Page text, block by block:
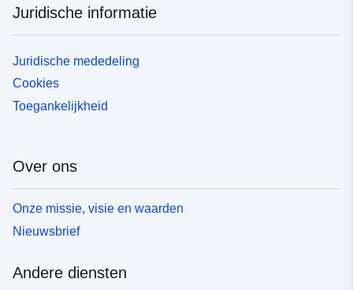
Juridische informatie
Juridische mededeling
Cookies
Toegankelijkheid
Over ons
Onze missie, visie en waarden
Nieuwsbrief
Andere diensten